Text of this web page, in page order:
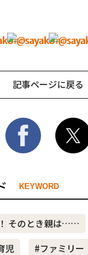
記事ページに戻る
KEYWORD
そのとき親は……
児 #ファミリー